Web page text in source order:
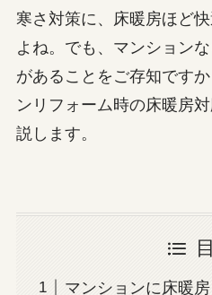
寒さ対策に、床暖房ほど
よね。でも、マンション
があることをご存知です
ンリフォーム時の床暖房
説します。
マンションに床暖